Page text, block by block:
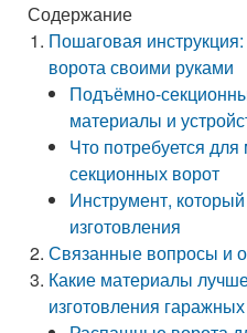
Содержание
Пошаговая
ворота своими руками
Подъёмно-
материалы и
Что потребуется
секционных ворот
Инструмент,
изготовления
Связанные вопросы и
Какие материалы
изготовления